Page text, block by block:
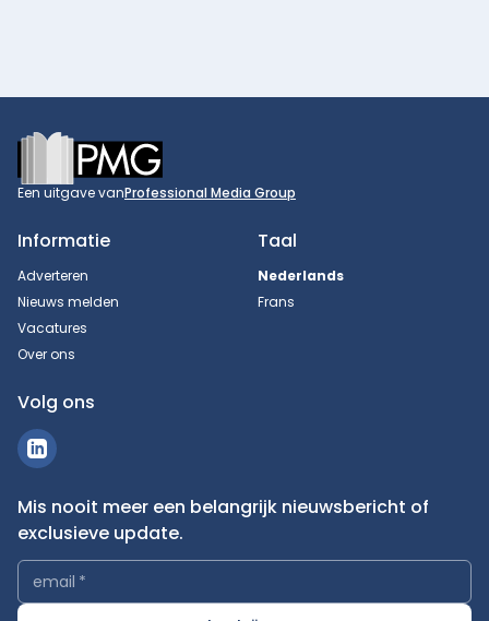
Footer
Een uitgave vanProfessional Media Group
Informatie
Adverteren
Nieuws melden
Vacatures
Over ons
Taal
Nederlands
Frans
Volg ons
Mis nooit meer een belangrijk nieuwsbericht of
exclusieve update.
email *